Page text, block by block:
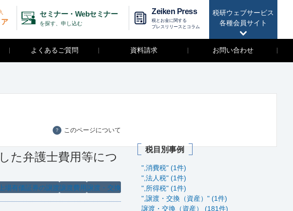
税研ウェブサービス
各種会員サイト
セミナー・Webセミナー
を探す、申し込む
Zeiken Press
税とお金に関する
プレスリリースとコラム
よくあるご質問 資料請求 お問い合わせ
？ このページについて
た弁護士費用等につ
譲渡・交換
譲渡費用
場有価証券の譲渡
税目別事例
",消費税" (1件)
",法人税" (1件)
",所得税" (1件)
",譲渡・交換（資産）" (1件)
譲渡・交換（資産） (181件)